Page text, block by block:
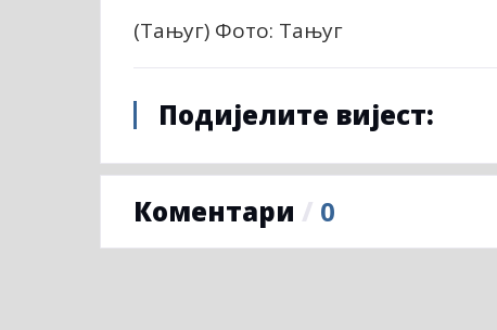
(Тањуг) Фото: Тањуг
Подијелите вијест:
Коментари / 0